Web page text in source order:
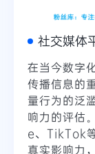
社交媒体
在当今数字
传播信息的
量行为的泛
响力的评估
e、TikTok
真实影响力